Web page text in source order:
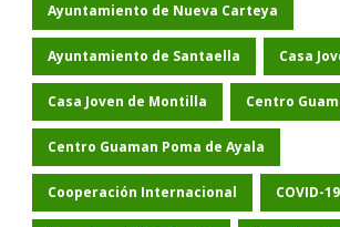
Ayuntamiento de Nueva Carteya
Ayuntamiento de Santaella Casa
Casa Joven de Montilla Centro
Centro Guaman Poma de Ayala
Cooperación Internacional COVID-19